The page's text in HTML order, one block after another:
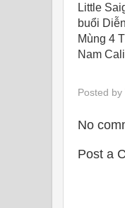
Little
buổi
Mùng 4
Nam
Posted by
No
Post a